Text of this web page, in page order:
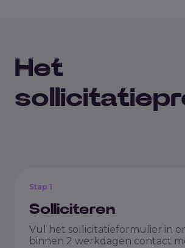
Het
Stap 1
Solliciteren
Vul het sollicitatieformulier in
binnen 2 werkdagen contact